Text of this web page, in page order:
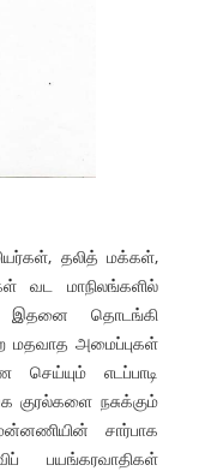
தலித் மக்கள்,
வட மாநிலங்களில்
இதனை தொடங்கி
மதவாத அமைப்புகள்
செய்யும் எடப்பாடி
குரல்களை நசுக்கும்
சார்பாக
பயங்கரவாதிகள்